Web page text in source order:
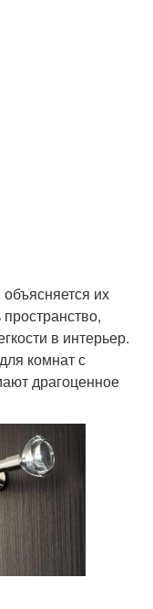
их
в интерьер.
комнат с
драгоценное